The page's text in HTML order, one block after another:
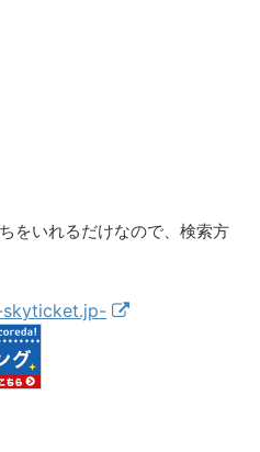
をいれるだけなので、検索方
skyticket.jp-